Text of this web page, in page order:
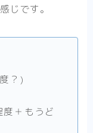
じです。
？)
＋もうど